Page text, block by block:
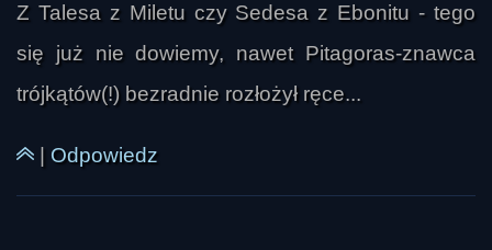
Z Talesa z Miletu czy Sedesa z Ebonitu - tego
się już nie dowiemy, nawet Pitagoras-znawca
trójkątów(!) bezradnie rozłożył ręce...
| Odpowiedz